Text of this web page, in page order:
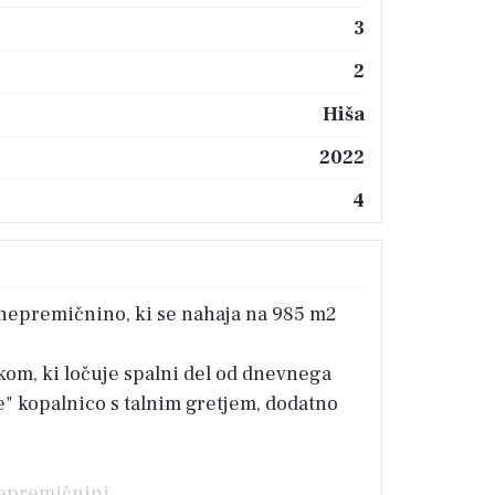
3
2
Hiša
2022
4
ki se nahaja na 985 m2
ki ločuje spalni del od dnevnega
kopalnico s talnim gretjem, dodatno